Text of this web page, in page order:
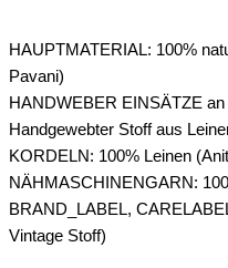
HAUPTMATERIAL: 100%
Pavani)
HANDWEBER EINSÄTZE
Handgewebter Stoff aus
KORDELN: 100% Leinen
NÄHMASCHINENGARN:
BRAND_LABEL,
Vintage Stoff)